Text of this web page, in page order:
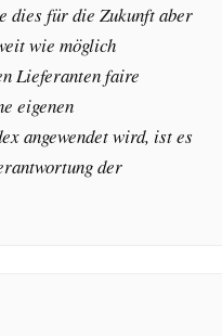
dies für die Zukunft aber
wie möglich
Lieferanten faire
eigenen
angewendet wird, ist es
der